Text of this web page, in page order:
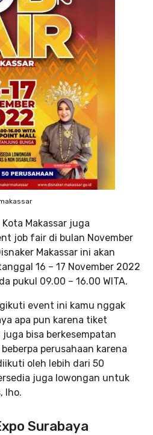
Makassar juga
job fair di bulan November
Makassar ini akan
16 – 17 November 2022
pukul 09.00 – 16.00 WITA.
event ini kamu nggak
apa pun karena tiket
bisa berkesempatan
perusahaan karena
oleh lebih dari 50
juga lowongan untuk
lho.
Surabaya